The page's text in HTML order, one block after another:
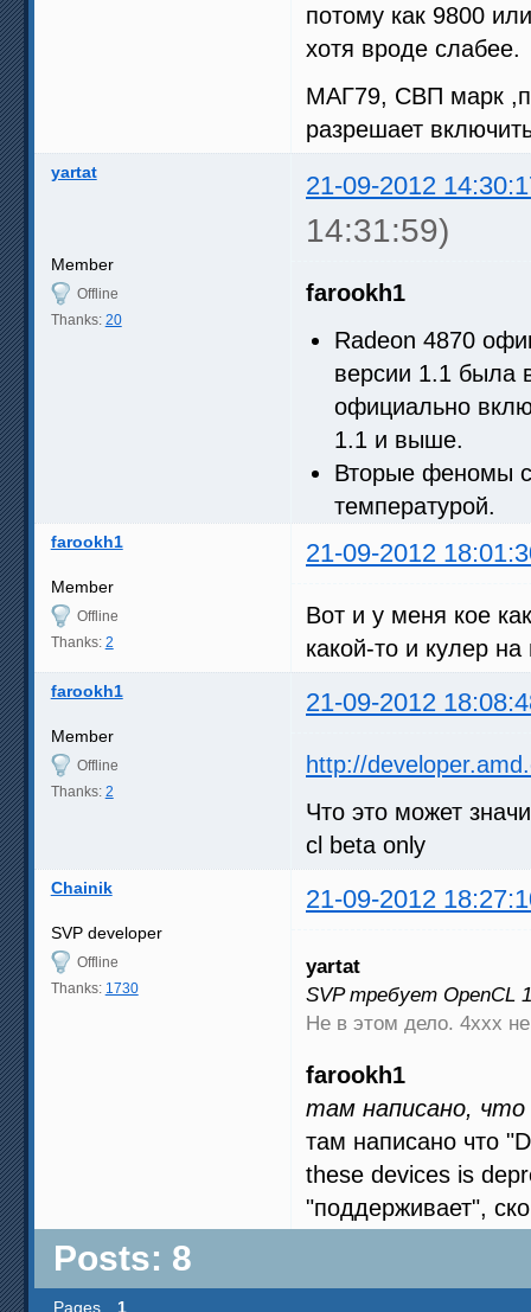
потому как 9800
хотя вроде слабее.
МАГ79, СВП марк
разрешает
yartat 21-09-2012
14:31:59)
Member
Offline
Thanks: 20
farookh1
Radeon 4870
версии 1.1 была
официально
1.1 и выше.
Вторые феномы
температурой.
farookh1 21-09-2012
Member
Offline
Thanks: 2
Вот и у меня кое
какой-то и кулер
farookh1 21-09-2012
Member
Offline
Thanks: 2
http://
Что это может
cl beta only
Chainik 21-09-2012
SVP developer
Offline
Thanks: 1730
yartat
SVP требует OpenCL
Не в этом дело. 4ххх
farookh1
там написано, что
там написано что
these devices is
"поддерживает",
Posts: 8
Pages 1